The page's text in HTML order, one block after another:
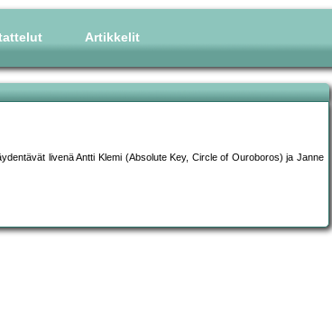
Artikkelit
livenä Antti Klemi (Absolute Key, Circle of Ouroboros) ja Janne